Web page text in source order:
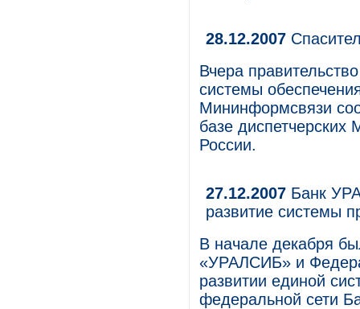
28.12.2007
Вчера
системы
Мининформсвязи
базе диспетчерских
России.
27.12.2007 Банк
развитие системы
В начале декабря
«УРАЛСИБ» и
развитии единой
федеральной сети